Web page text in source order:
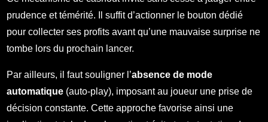
prudence et témérité. Il suffit d’actionner le bouton dédié
pour collecter ses profits avant qu’une mauvaise surprise ne
tombe lors du prochain lancer.
Par ailleurs, il faut souligner l’absence de mode
automatique (auto-play), imposant au joueur une prise de
décision constante. Cette approche favorise ainsi une